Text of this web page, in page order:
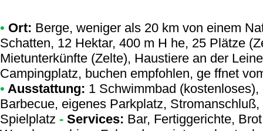
• Ort: Berge, weniger als 20 km von einem
Schatten, 12 Hektar, 400 m H he, 25 Plätze
Mietunterkünfte (Zelte), Haustiere an der
Campingplatz, buchen empfohlen, ge ffnet
• Ausstattung: 1 Schwimmbad
Barbecue, eigenes Parkplatz,
Spielplatz - Services: Bar, Fertiggerichte,